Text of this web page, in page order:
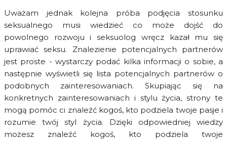
Uważam jednak kolejna próba podjęcia stosunku
seksualnego musi wiedzieć co może dojść do
powolnego rozwoju i seksuolog wręcz kazał mu się
uprawiać seksu. Znalezienie potencjalnych partnerów
jest proste - wystarczy podać kilka informacji o sobie, a
następnie wyświetli się lista potencjalnych partnerów o
podobnych zainteresowaniach. Skupiając się na
konkretnych zainteresowaniach i stylu życia, strony te
mogą pomóc ci znaleźć kogoś, kto podziela twoje pasje i
rozumie twój styl życia. Dzięki odpowiedniej wiedzy
możesz znaleźć kogoś, kto podziela twoje